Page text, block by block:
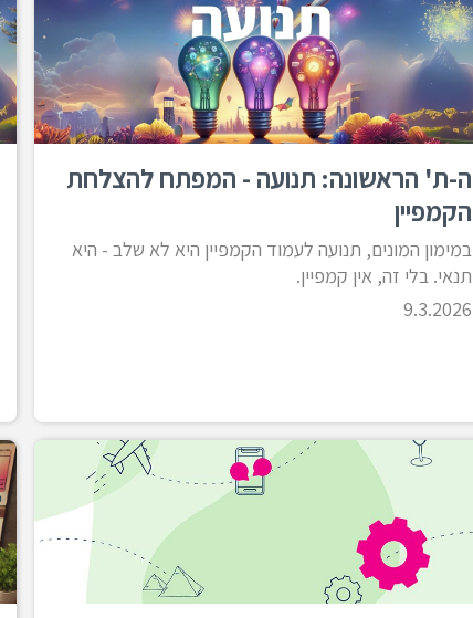
ה-ת' הראשונה: תנועה - המפתח להצלחת
הקמפיין
במימון המונים, תנועה לעמוד הקמפיין היא לא שלב - היא
תנאי. בלי זה, אין קמפיין.
9.3.2026